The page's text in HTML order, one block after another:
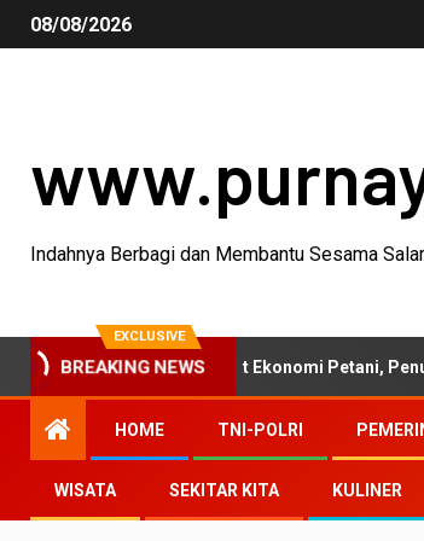
08/08/2026
Indahnya Berbagi dan Membantu Sesama
EXCLUSIVE
BREAKING NEWS
2026 Perkuat Ekonomi Petani, Penuhi
HOME TNI-POLRI
WISATA SEKITAR KITA KULINER